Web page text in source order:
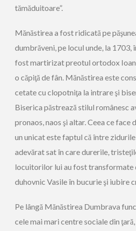
tămăduitoare”.
Mănăstirea a fost ridicată pe
dumbrăveni, pe locul unde, la 1703,
fost martirizat preotul ortodox
o căpiţă de fân. Mănăstirea este
cetate cu clopotniţa la intrare şi
Biserica păstrează stilul românesc
pronaos, naos şi altar. Ceea ce face
un unicat este faptul că între zidurile
adevărat sat în care durerile,
locuitorilor lui au fost transformate
duhovnic Vasile în bucurie şi iubire
Pe lângă Mănăstirea Dumbrava
cele mai mari centre sociale din